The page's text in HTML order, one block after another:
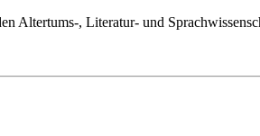
Altertums-, Literatur- und